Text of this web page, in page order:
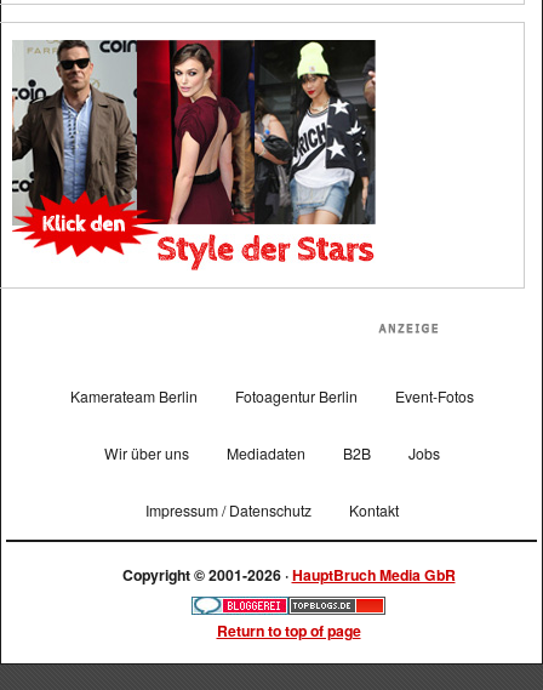
Kamerateam Berlin Fotoagentur Berlin Event-Fotos
Wir über uns Mediadaten B2B Jobs
Impressum / Datenschutz Kontakt
Copyright © 2001-2026 ·HauptBruch Media GbR
Return to top of page